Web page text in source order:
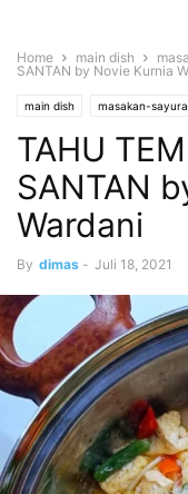
Home main dish
SANTAN by Novie Kurnia
main dish masakan-
TAHU
SANTAN
Wardani
By dimas - Juli 18, 2021